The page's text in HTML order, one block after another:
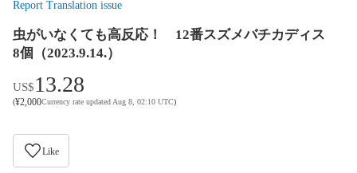
Report Translation issue
虫がいなくても高反応！ 12番スズメバチカディス
8個（2023.9.14.）
US$13.28
(¥2,000Currency rate updated Aug 8, 02:10 UTC)
Like